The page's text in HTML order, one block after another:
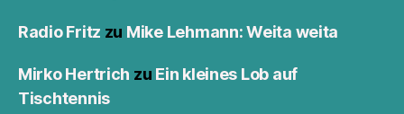
Radio Fritz zu Mike Lehmann: Weita weita
Mirko Hertrich zu Ein kleines Lob auf
Tischtennis